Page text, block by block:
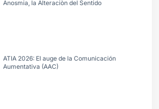
Anosmia, la Alteraciòn del Sentido
ATIA 2026: El auge de la Comunicación
Aumentativa (AAC)